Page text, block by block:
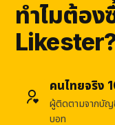
ทำไมต้อ
คนไทยจริง
ผู้ติดตามจากบัญ
บอท